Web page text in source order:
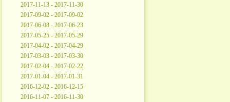
2017-11-13 - 2017-11-30
2017-09-02 - 2017-09-02
2017-06-08 - 2017-06-23
2017-05-25 - 2017-05-29
2017-04-02 - 2017-04-29
2017-03-03 - 2017-03-30
2017-02-04 - 2017-02-22
2017-01-04 - 2017-01-31
2016-12-02 - 2016-12-15
2016-11-07 - 2016-11-30